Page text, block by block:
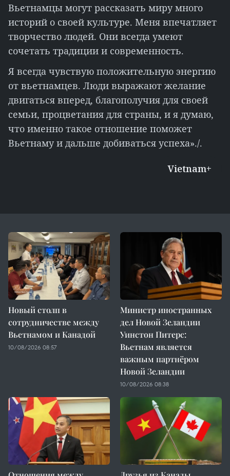
Вьетнамцы могут рассказать миру много
историй о своей культуре. Меня впечатляет
творчество людей. Они всегда умеют
сочетать традиции и современность.
Я всегда чувствую положительную энергию
от вьетнамцев. Люди выражают желание
двигаться вперед, благополучия для своей
семьи, процветания для страны, и я думаю,
что именно такое отношение поможет
Вьетнаму и дальше добиваться успеха»./.
Vietnam+
Новый столп в
сотрудничестве между
Вьетнамом и Канадой
10/08/2026 08:57
Министр иностранных
дел Новой Зеландии
Уинстон Питерс:
Вьетнам является
важным партнёром
Новой Зеландии
10/08/2026 08:38